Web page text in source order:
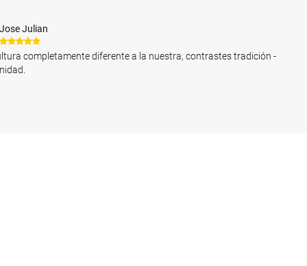
Jose Julian
completamente diferente a la nuestra, contrastes tradición -